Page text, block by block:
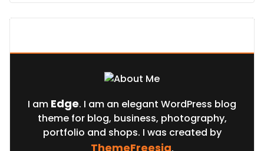
I am Edge. I am an elegant WordPress blog
theme for blog, business, photography,
portfolio and shops. I was created by
ThemeFreesia.